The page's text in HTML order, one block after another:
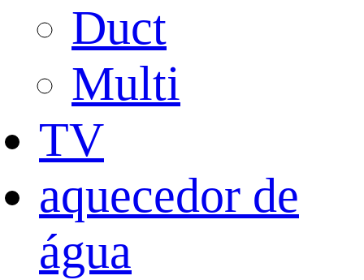
Duct
Multi
TV
aquecedor de
água